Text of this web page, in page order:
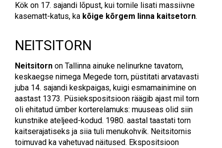
Kök on 17. sajandi lõpust, kui tornile lisati massiivne
kasematt-katus, ka kõige kõrgem linna kaitsetorn.
NEITSITORN
Neitsitorn on Tallinna ainuke nelinurkne tavatorn,
keskaegse nimega Megede torn, püstitati arvatavasti
juba 14. sajandi keskpaigas, kuigi esmamainimine on
aastast 1373. Püsiekspositsioon räägib ajast mil torn
oli ehitatud ümber korterelamuks: muuseas olid siin
kunstnike ateljeed-kodud. 1980. aastal taastati torn
kaitserajatiseks ja siia tuli menukohvik. Neitsitornis
toimuvad ka vahetuvad näitused. Ekspositsioon